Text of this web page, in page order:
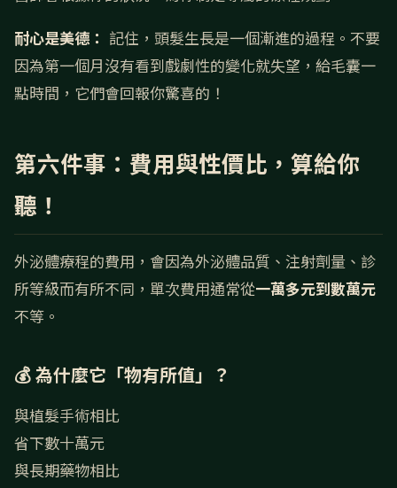
耐心是美德：
記住，頭髮生長是一個漸進的過程。不要
因為第一個月沒有看到戲劇性的變化就失望，給毛囊一
點時間，它們會回報你驚喜的！
第六件事：費用與性價比，算給你
聽！
外泌體療程的費用，會因為外泌體品質、注射劑量、診
所等級而有所不同，單次費用通常從一萬多元到數萬元
不等。
💰 為什麼它「物有所值」？
與植髮手術相比
省下數十萬元
與長期藥物相比